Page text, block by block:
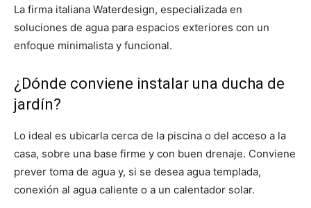
La firma italiana Waterdesign, especializada en
soluciones de agua para espacios exteriores con un
enfoque minimalista y funcional.
¿Dónde conviene instalar una ducha de
jardín?
Lo ideal es ubicarla cerca de la piscina o del acceso a la
casa, sobre una base firme y con buen drenaje. Conviene
prever toma de agua y, si se desea agua templada,
conexión al agua caliente o a un calentador solar.